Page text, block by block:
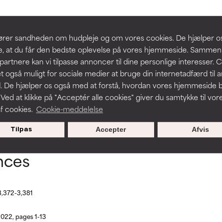
sandheden om hudpleje og om vores cookies. De hjælper
at du får den bedste oplevelse på vores hjemmeside.
kan vi tilpasse annoncer til dine personlige interesser.
også muligt for sociale medier at bruge din internetadfærd til
De hjælper os også med at forstå, hvordan vores hjemmeside
at klikke på "Acceptér alle cookies" giver du samtykke til
cookies. Cookie-meddelelse
Tilpas Afvis
Accepter
HoneyBeeswax
BACK TO SEARCH
3,381
pages 1-13
men kan have kosmetiske, stabilitetsmæssige eller
anvendelighed.
irritation. Risikoen øges, når det kombineres med andre
inflammation, tørhed osv. Kan være en fordel i nogle
påvist, at ingrediensen gør mere skade end gavn.
ratet denne ingrediens, fordi vi ikke har haft mulighed for at
men kan have kosmetiske, stabilitetsmæssige eller
anvendelighed.
irritation. Risikoen øges, når det kombineres med andre
inflammation, tørhed osv. Kan være en fordel i nogle
påvist, at ingrediensen gør mere skade end gavn.
ratet denne ingrediens, fordi vi ikke har haft mulighed for at